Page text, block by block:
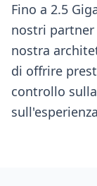
Fino a 2.5
nostri
nostra
di offrire
controllo